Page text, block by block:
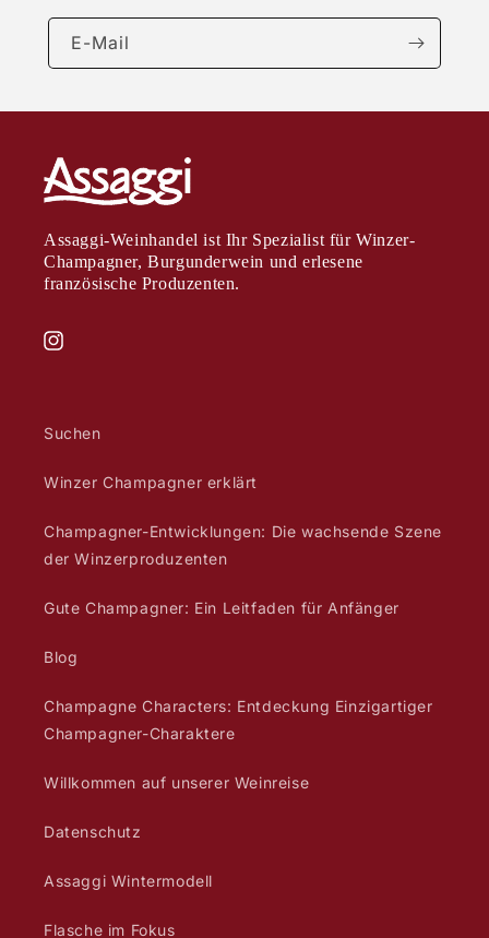
E-Mail
Assaggi-Weinhandel ist Ihr Spezialist für Winzer-
Champagner, Burgunderwein und erlesene
französische Produzenten.
Instagram
Suchen
Winzer Champagner erklärt
Champagner-Entwicklungen: Die wachsende Szene
der Winzerproduzenten
Gute Champagner: Ein Leitfaden für Anfänger
Blog
Champagne Characters: Entdeckung Einzigartiger
Champagner-Charaktere
Willkommen auf unserer Weinreise
Datenschutz
Assaggi Wintermodell
Flasche im Fokus